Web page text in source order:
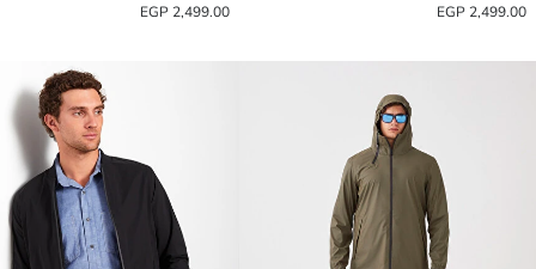
2,499.00 EGP
2,499.00 EGP